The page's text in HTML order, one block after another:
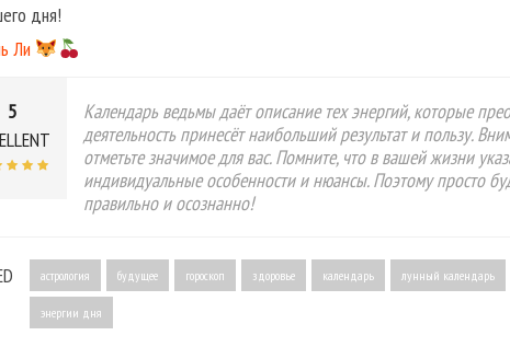
дня!
Ли
5
Календарь ведьмы даёт описание тех энергий, которые
деятельность принесёт наибольший результат и пользу.
отметьте значимое для вас. Помните, что в вашей жизни
индивидуальные особенности и нюансы. Поэтому просто
правильно и осознанно!
астрология будущее гороскоп здоровье календарь лунный календарь
энергии дня